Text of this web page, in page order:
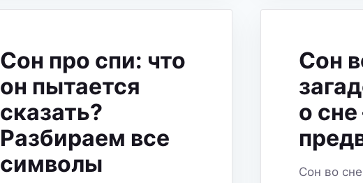
ЗВОНОК?
Сон про спи: что
он пытается
сказать?
Разбираем все
символы
Сон
о сне
Сон во